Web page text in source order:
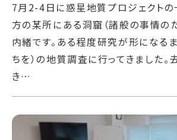
7月2-4日に惑星地質プロジェクトの
方の某所にある洞窟（諸般の事情の
内緒です。ある程度研究が形になる
ちを）の地質調査に行ってきました
き…